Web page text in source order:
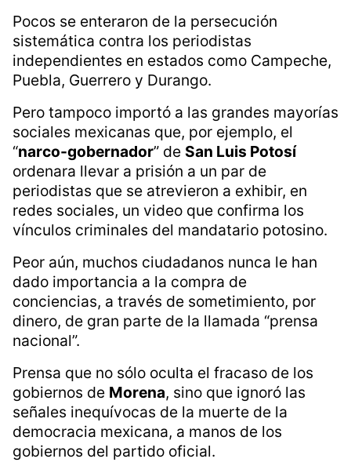
Pocos se enteraron de la persecución
sistemática contra los periodistas
independientes en estados como Campeche,
Puebla, Guerrero y Durango.
Pero tampoco importó a las grandes mayorías
sociales mexicanas que, por ejemplo, el
“narco-gobernador” de San Luis Potosí
ordenara llevar a prisión a un par de
periodistas que se atrevieron a exhibir, en
redes sociales, un video que confirma los
vínculos criminales del mandatario potosino.
Peor aún, muchos ciudadanos nunca le han
dado importancia a la compra de
conciencias, a través de sometimiento, por
dinero, de gran parte de la llamada “prensa
nacional”.
Prensa que no sólo oculta el fracaso de los
gobiernos de Morena, sino que ignoró las
señales inequívocas de la muerte de la
democracia mexicana, a manos de los
gobiernos del partido oficial.